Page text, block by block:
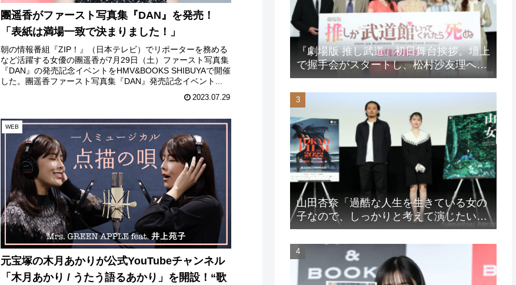
團遥香がファースト写真集『DAN』を発売！
「表紙は満場一致で決まりました！」
朝の情報番組『ZIP！』（日本テレビ）でリポーターを務める
など活躍する女優の團遥香が7月29日（土）ファースト写真集
『DAN』の発売記念イベントをHMV&BOOKS SHIBUYAで開催
した。團遥香ファースト写真集『DAN』発売記念イベント...
2023.07.29
WEB
元宝塚の木月あかりが公式YouTubeチャンネル
「木月あかり / うたう語るあかり」を開設！“歌
『劇場版 推し武道』初日舞台挨拶。壇上
で握手会がスタートし、松村沙友理への
想いをアピール！？
山田杏奈「過酷な人生を生きている女の
子なので、しっかりと考えて演じたいな
と」映画『山女』東京国際映画祭Q&A